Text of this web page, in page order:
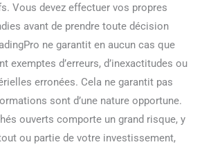
Vous devez effectuer vos propres
avant de prendre toute décision
ne garantit en aucun cas que
exemptes d’erreurs, d’inexactitudes ou
erronées. Cela ne garantit pas
sont d’une nature opportune.
ouverts comporte un grand risque, y
ou partie de votre investissement,